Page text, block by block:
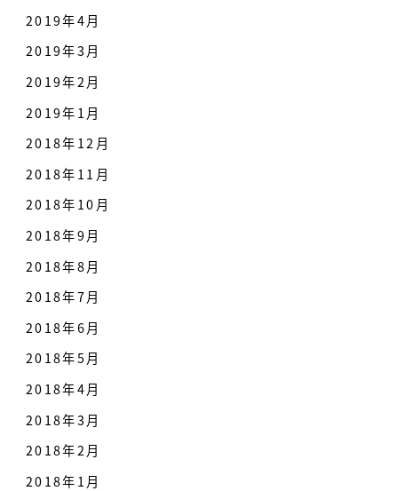
2019年4月
2019年3月
2019年2月
2019年1月
2018年12月
2018年11月
2018年10月
2018年9月
2018年8月
2018年7月
2018年6月
2018年5月
2018年4月
2018年3月
2018年2月
2018年1月